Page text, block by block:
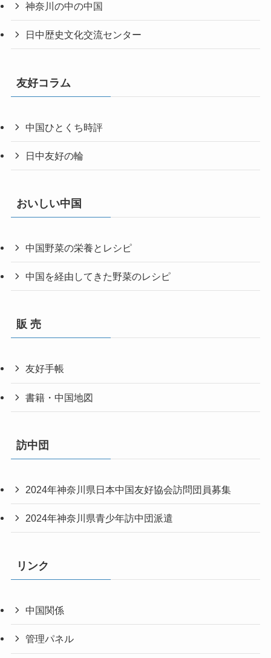
神奈川の中の中国
日中歴史文化交流センター
友好コラム
中国ひとくち時評
日中友好の輪
おいしい中国
中国野菜の栄養とレシピ
中国を経由してきた野菜のレシピ
販 売
友好手帳
書籍・中国地図
訪中団
2024年神奈川県日本中国友好協会訪問団員募集
2024年神奈川県青少年訪中団派遣
リンク
中国関係
管理パネル